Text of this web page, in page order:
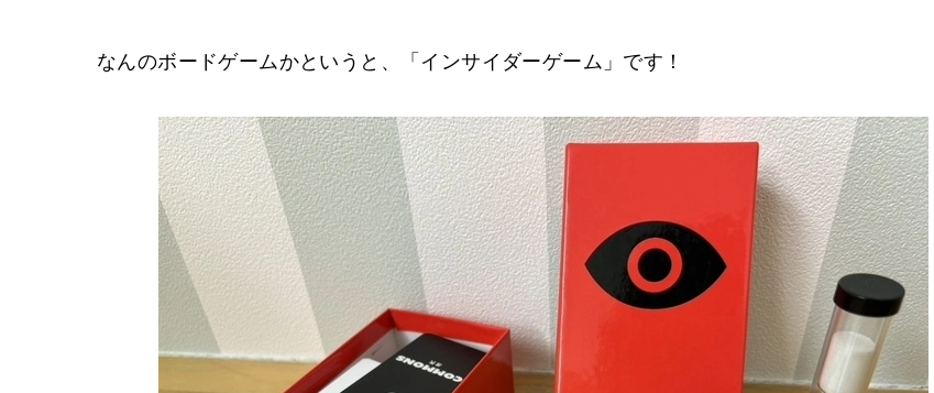
なんのボードゲームかというと、「インサイダーゲーム」です！